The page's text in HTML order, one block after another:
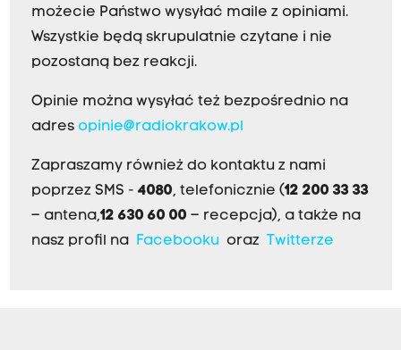
możecie Państwo wysyłać maile z opiniami.
Wszystkie będą skrupulatnie czytane i nie
pozostaną bez reakcji.
Opinie można wysyłać też bezpośrednio na
adres opinie@radiokrakow.pl
Zapraszamy również do kontaktu z nami
poprzez SMS - 4080, telefonicznie (12 200 33 33
– antena,12 630 60 00 – recepcja), a także na
nasz profil na Facebookuoraz Twitterze